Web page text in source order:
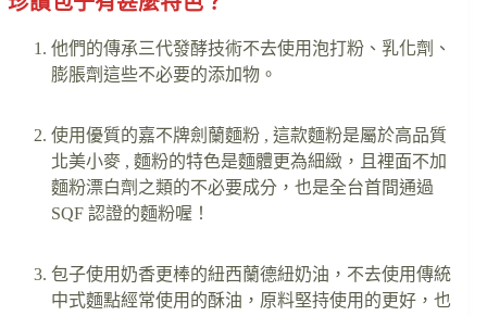
他們的傳承三代發酵技術不去使用泡打粉、乳化劑、
膨脹劑這些不必要的添加物。
使用優質的嘉不牌劍蘭麵粉 , 這款麵粉是屬於高品質
北美小麥 , 麵粉的特色是麵體更為細緻，且裡面不加
麵粉漂白劑之類的不必要成分，也是全台首間通過
SQF 認證的麵粉喔！
包子使用奶香更棒的紐西蘭德紐奶油，不去使用傳統
中式麵點經常使用的酥油，原料堅持使用的更好，也